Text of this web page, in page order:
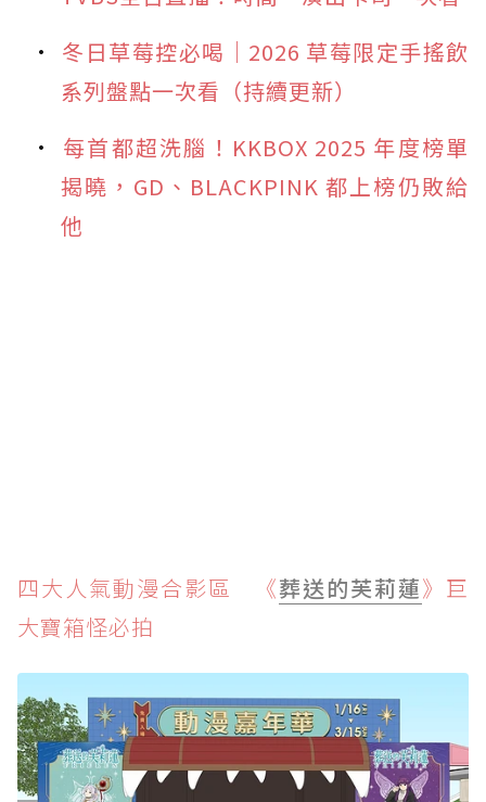
冬日草莓控必喝｜2026 草莓限定手搖飲
系列盤點一次看（持續更新）
每首都超洗腦！KKBOX 2025 年度榜單
揭曉，GD、BLACKPINK 都上榜仍敗給
他
四大人氣動漫合影區 《葬送的芙莉蓮》巨
大寶箱怪必拍